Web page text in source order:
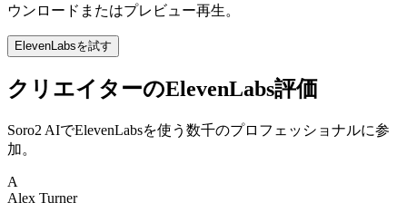
ウンロードまたはプレビュー再生。
ElevenLabsを試す
クリエイターのElevenLabs評価
Soro2 AIでElevenLabsを使う数千のプロフェッショナルに参
加。
A
Alex Turner